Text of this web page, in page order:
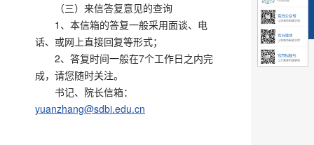
（三）来信答复意见的查询
1、本信箱的答复一般采用面谈、电
话、或网上直接回复等形式；
2、答复时间一般在7个工作日之内完
成，请您随时关注。
书记、院长信箱：
yuanzhang@sdbi.edu.cn